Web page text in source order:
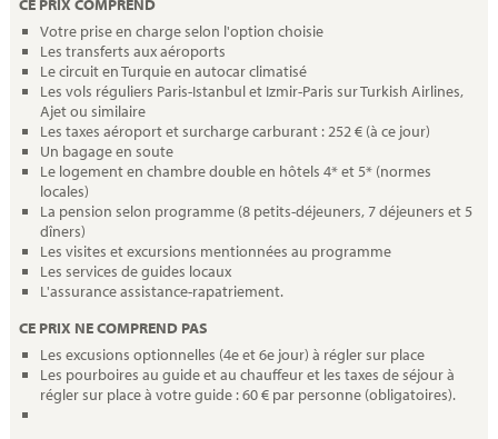
Votre prise en charge selon l'option choisie
Les transferts aux aéroports
Le circuit en Turquie en autocar climatisé
Les vols réguliers Paris-Istanbul et Izmir-Paris sur Turkish Airlines,
Ajet ou similaire
Les taxes aéroport et surcharge carburant : 252 € (à ce jour)
Un bagage en soute
Le logement en chambre double en hôtels 4* et 5* (normes
locales)
La pension selon programme (8 petits-déjeuners, 7 déjeuners et 5
dîners)
Les visites et excursions mentionnées au programme
Les services de guides locaux
L'assurance assistance-rapatriement.
CE PRIX NE COMPREND PAS
Les excusions optionnelles (4e et 6e jour) à régler sur place
Les pourboires au guide et au chauffeur et les taxes de séjour à
régler sur place à votre guide : 60 € par personne (obligatoires).